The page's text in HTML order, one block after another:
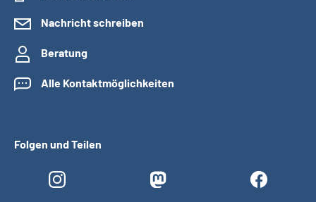
Nachricht schreiben
Beratung
Alle Kontaktmöglichkeiten
Folgen und Teilen